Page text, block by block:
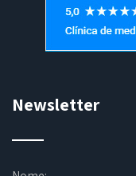
Newsletter